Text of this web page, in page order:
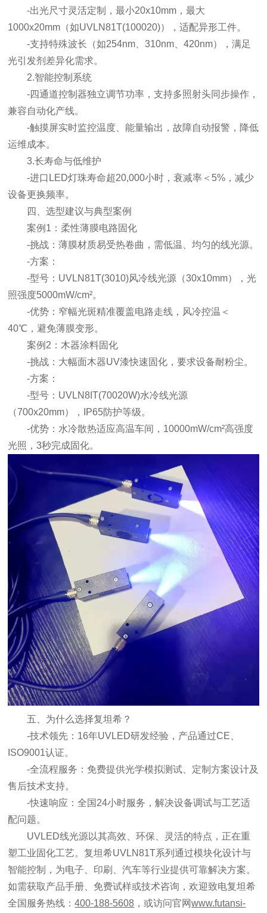
-出光尺寸灵活定制，最小20x10mm，最大
1000x20mm（如UVLN81T(100020)），适配异形工件。
-支持特殊波长（如254nm、310nm、420nm），满足
光引发剂差异化需求。
2.智能控制系统
-四通道控制器独立调节功率，支持多照射头同步操作，
兼容自动化产线。
-触摸屏实时监控温度、能量输出，故障自动报警，降低
运维成本。
3.长寿命与低维护
-进口LED灯珠寿命超20,000小时，衰减率＜5%，减少
设备更换频率。
四、选型建议与典型案例
案例1：柔性薄膜电路固化
-挑战：薄膜材质易受热卷曲，需低温、均匀的线光源。
-方案：
-型号：UVLN81T(3010)风冷线光源（30x10mm），光
照强度5000mW/cm²。
-优势：窄幅光斑精准覆盖电路走线，风冷控温＜
40℃，避免薄膜变形。
案例2：木器涂料固化
-挑战：大幅面木器UV漆快速固化，要求设备耐粉尘。
-方案：
-型号：UVLN8IT(70020W)水冷线光源
（700x20mm），IP65防护等级。
-优势：水冷散热适应高温车间，10000mW/cm²高强度
光照，3秒完成固化。
五、为什么选择复坦希？
-技术领先：16年UVLED研发经验，产品通过CE、
ISO9001认证。
-全流程服务：免费提供光学模拟测试、定制方案设计及
售后技术支持。
-快速响应：全国24小时服务，解决设备调试与工艺适
配问题。
UVLED线光源以其高效、环保、灵活的特点，正在重
塑工业固化工艺。复坦希UVLN81T系列通过模块化设计与
智能控制，为电子、印刷、汽车等行业提供可靠解决方案。
如需获取产品手册、免费试样或技术咨询，欢迎致电复坦希
全国服务热线：400-188-5608 ，或访问官网www.futansi-